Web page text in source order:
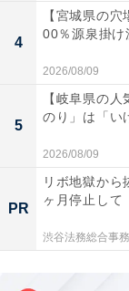
4
【宮城県の
00％源泉掛け
2026/08/09
5
【岐阜県の
のり」は「い
2026/08/09
PR
リボ地獄から
ヶ月停止して
渋谷法務総合事